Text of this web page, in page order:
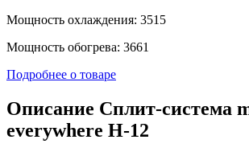
Мощность охлаждения: 3515
Мощность обогрева: 3661
Подробнее о товаре
Описание Сплит-система
everywhere H-12